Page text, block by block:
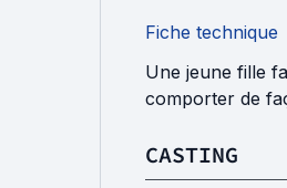
Fiche technique
Une jeune fille
comporter de
CASTING